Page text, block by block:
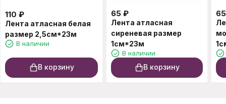
110 ₽
Лента атласная белая
размер 2,5см*23м
В наличии
В корзину
65 ₽
Лента атласная
сиреневая размер
1см*23м
В наличии
В корзину
65